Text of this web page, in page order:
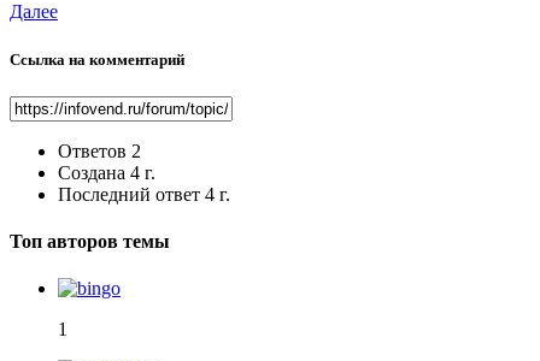
Далее
Ссылка на комментарий
Ответов 2
Создана 4 г.
Последний ответ 4 г.
Топ авторов темы
1